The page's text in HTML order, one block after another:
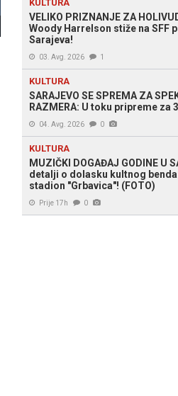
KULTURA
VELIKO PRIZNANJE ZA
Woody Harrelson stiže na SFF
Sarajeva!
03. Avg. 2026 1
KULTURA
SARAJEVO SE SPREMA ZA
RAZMERA: U toku pripreme za
04. Avg. 2026 0
KULTURA
MUZIČKI DOGAĐAJ GODINE U
detalji o dolasku kultnog
stadion "Grbavica"! (FOTO)
Prije 17h 0